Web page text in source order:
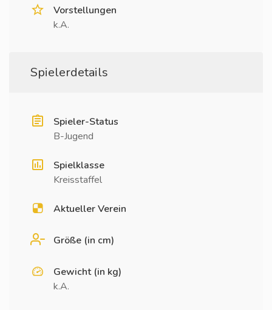
Vorstellungen
k.A.
Spielerdetails
Spieler-Status
B-Jugend
Spielklasse
Kreisstaffel
Aktueller Verein
Größe (in cm)
Gewicht (in kg)
k.A.